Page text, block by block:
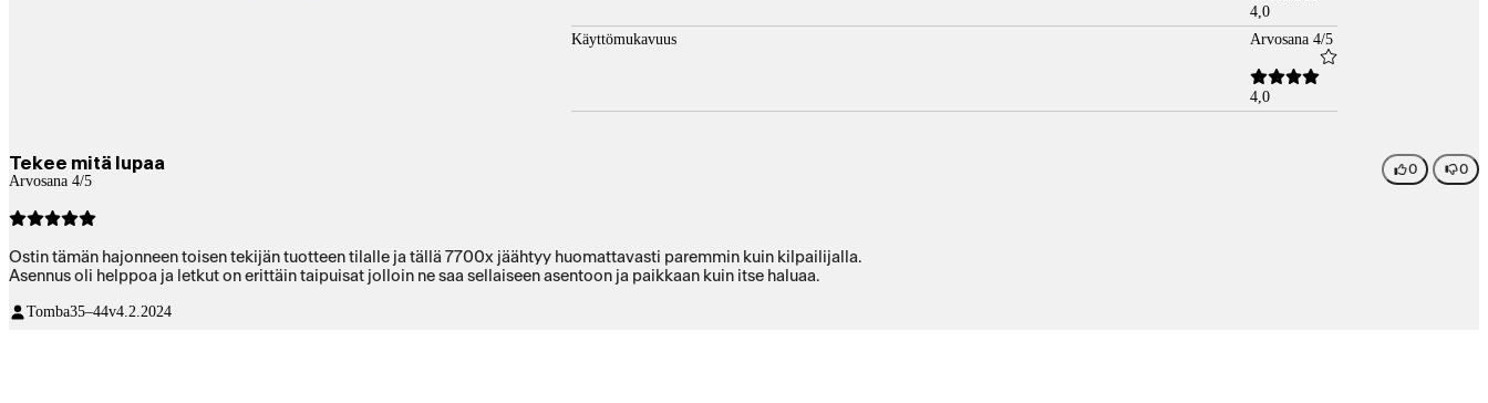
4,0
Käyttömukavuus
Arvosana 4/5
4,0
Tekee mitä lupaa
Arvosana 4/5
0 0
Ostin tämän hajonneen toisen tekijän tuotteen tilalle ja tällä 7700x jäähtyy huomattavasti paremmin kuin kilpailijalla.
Asennus oli helppoa ja letkut on erittäin taipuisat jolloin ne saa sellaiseen asentoon ja paikkaan kuin itse haluaa.
Tomba35–44v4.2.2024